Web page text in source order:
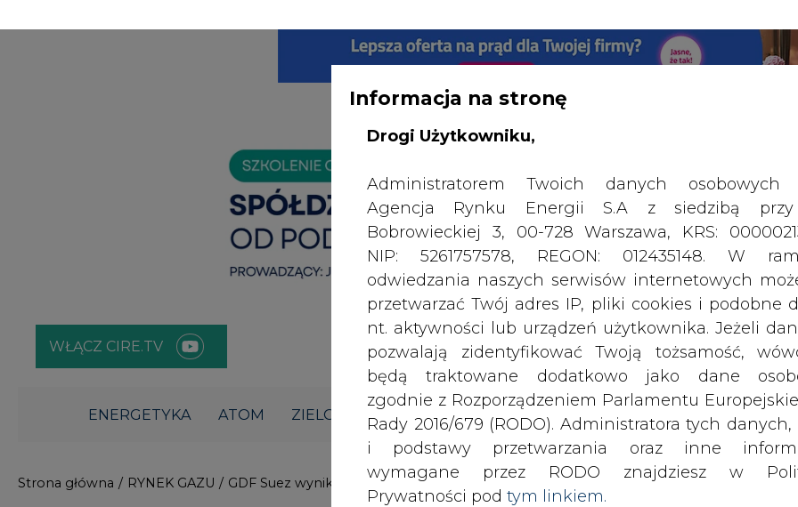
WYDAWCA PORTALU: WYSOKI KONTRAST
ZIELONA GOSPODARKA ZMIANY KADROWE NA RYNKU
Informacja na stronę
Drogi Użytkowniku,
Agencja Rynku Energii S.A z siedzibą
Bobrowieckiej 3, 00-728 Warszawa, KRS:
NIP: 5261757578, REGON: 012435148. W
odwiedzania naszych serwisów internetowych
przetwarzać Twój adres IP, pliki cookies i podobne
nt. aktywności lub urządzeń użytkownika. Jeżeli
pozwalają zidentyfikować Twoją tożsamość,
będą traktowane dodatkowo jako dane
zgodnie z Rozporządzeniem Parlamentu
Rady 2016/679 (RODO). Administratora tych danych,
i podstawy przetwarzania oraz inne
wymagane przez RODO znajdziesz w
Prywatności podtym linkiem.
GDF Suez wyniki w dół, ale cele osiągnięte
drukuj skomentuj